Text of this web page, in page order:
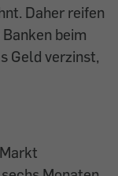
Daher reifen
beim
Geld verzinst,